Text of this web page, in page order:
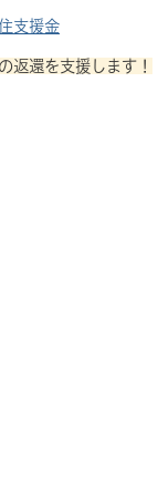
支援金
返還を支援します！